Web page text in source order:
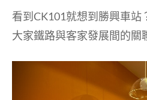
看到CK101就想到勝興車站
大家鐵路與客家發展間的關